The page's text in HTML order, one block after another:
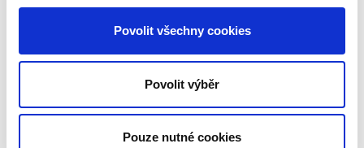
Povolit všechny cookies
Povolit výběr
Pouze nutné cookies